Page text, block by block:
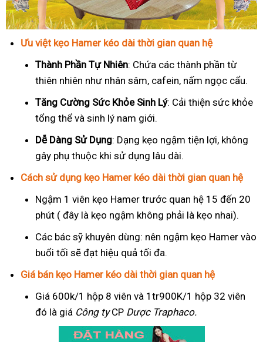
Ưu việt kẹo Hamer kéo dài thời gian quan hệ
Thành Phần Tự Nhiên: Chứa các thành phần từ
thiên nhiên như nhân sâm, cafein, nấm ngọc cẩu.
Tăng Cường Sức Khỏe Sinh Lý: Cải thiện sức khỏe
tổng thể và sinh lý nam giới.
Dễ Dàng Sử Dụng: Dạng kẹo ngậm tiện lợi, không
gây phụ thuộc khi sử dụng lâu dài.
Cách sử dụng kẹo Hamer kéo dài thời gian quan hệ
Ngậm 1 viên kẹo Hamer trước quan hệ 15 đến 20
phút ( đây là kẹo ngậm không phải là kẹo nhai).
Các bác sỹ khuyên dùng: nên ngậm kẹo Hamer vào
buổi tối sẽ đạt hiệu quả tối đa.
Giá bán kẹo Hamer kéo dài thời gian quan hệ
Giá 600k/1 hộp 8 viên và 1tr900K/1 hộp 32 viên
đó là giá Công tyCP Dược Traphaco.